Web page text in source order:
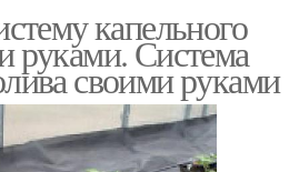
капельного
руками. Система
своими руками